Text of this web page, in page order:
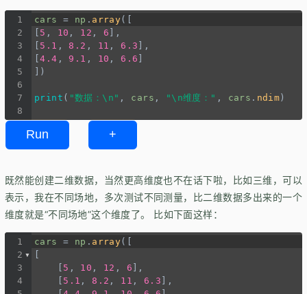
1 cars = np . array([
2
5 , 10 , 12 , 6 ],
3
5.1 , 8.2 , 11 , 6.3 ],
4
[4.4 , 9.1 , 10 , 6.6
5
])
6
7
print ( "数据：\n" , cars , "\n维度：" , cars . ndim )
8
Run +
既然能创建二维数据，当然更高维度也不在话下啦，比如三维，可以
表示，我在不同场地，多次测试不同测量，比二维数据多出来的一个
维度就是 不同场地 这个维度了。 比如下面这样：
1 cars = np . array([
2
3
5 , 10 , 12 , 6 ],
4
5.1 , 8.2 , 11 , 6.3 ],